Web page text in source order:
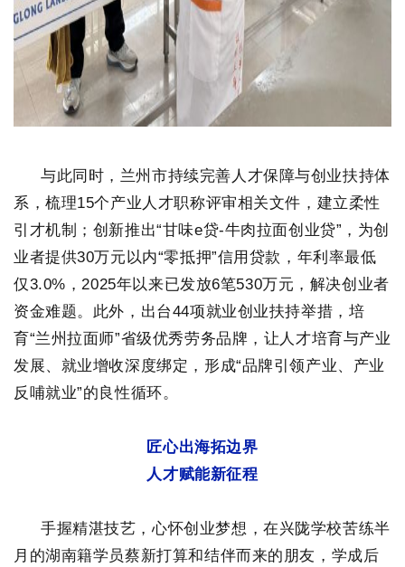
与此同时，兰州市持续完善人才保障与创业扶持体
系，梳理15个产业人才职称评审相关文件，建立柔性
引才机制；创新推出“甘味e贷-牛肉拉面创业贷”，为创
业者提供30万元以内“零抵押”信用贷款，年利率最低
仅3.0%，2025年以来已发放6笔530万元，解决创业者
资金难题。此外，出台44项就业创业扶持举措，培
育“兰州拉面师”省级优秀劳务品牌，让人才培育与产业
发展、就业增收深度绑定，形成“品牌引领产业、产业
反哺就业”的良性循环。
匠心出海拓边界
人才赋能新征程
手握精湛技艺，心怀创业梦想，在兴陇学校苦练半
月的湖南籍学员蔡新打算和结伴而来的朋友，学成后